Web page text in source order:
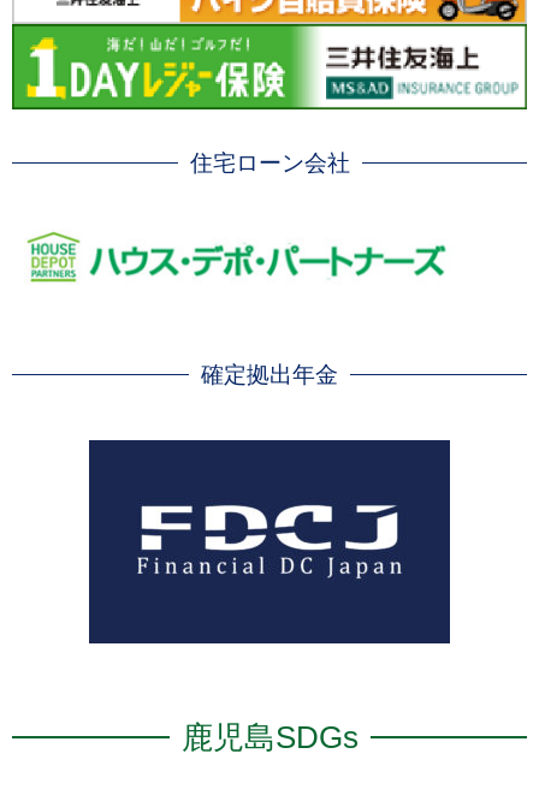
住宅ローン会社
確定拠出年金
鹿児島SDGs